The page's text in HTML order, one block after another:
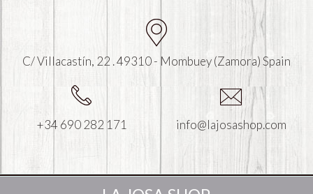
C/ Villacastín, 22 . 49310 - Mombuey (Zamora) Spain
+34 690 282 171 info@lajosashop.com